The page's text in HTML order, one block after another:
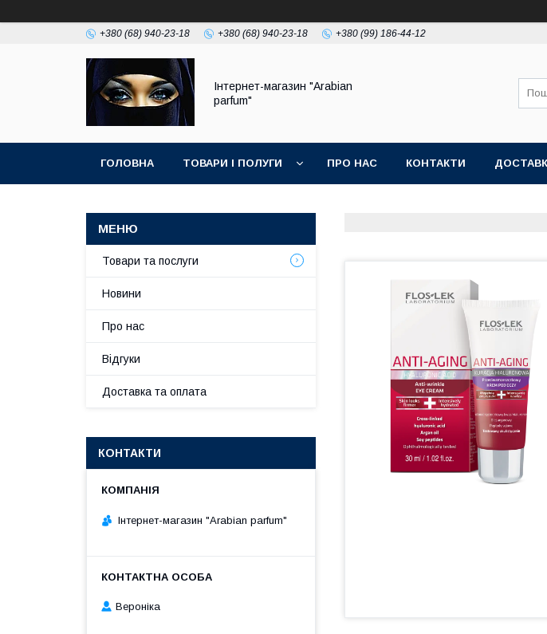
+380 (68) 940-23-18 +380 (68) 940-23-18 +380 (99) 186-44-12
Інтернет-магазин "Arabian
parfum"
ГОЛОВНА ТОВАРИ І ПОЛУГИ ПРО НАС КОНТАКТИ
Товари та послуги
Новини
Про нас
Відгуки
Доставка та оплата
КОНТАКТИ
Інтернет-магазин "Arabian parfum"
Вероніка